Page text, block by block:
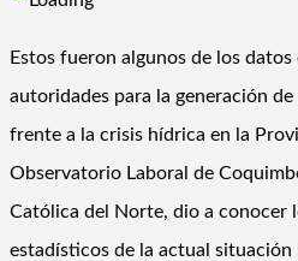
Estos fueron algunos de los datos
autoridades para la generación
frente a la crisis hídrica en la
Observatorio Laboral de
Católica del Norte, dio a conocer
estadísticos de la actual